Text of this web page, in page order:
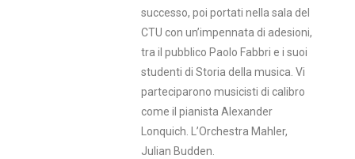
successo, poi portati nella sala del
CTU con un’impennata di adesioni,
tra il pubblico Paolo Fabbri e i suoi
studenti di Storia della musica. Vi
parteciparono musicisti di calibro
come il pianista Alexander
Lonquich. L’Orchestra Mahler,
Julian Budden.